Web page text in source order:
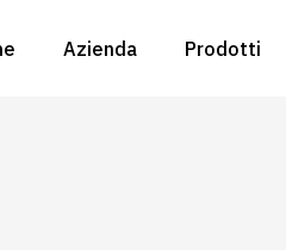
Azienda Prodotti
Ambienti